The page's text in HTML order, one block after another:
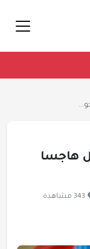
هاجسا
343 مشاهدة